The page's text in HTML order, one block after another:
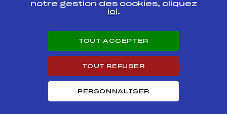
Pôle vie de l’athlète
Enseignement professionnel
Carrières
notre gestion des cookies, cliquez
ici.
TOUT ACCEPTER
TOUT REFUSER
PERSONNALISER